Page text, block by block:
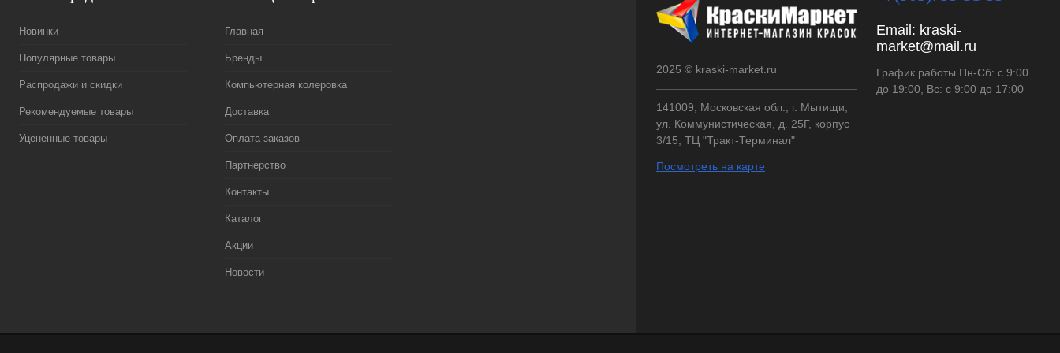
Новинки
Популярные товары
Распродажи и скидки
Рекомендуемые товары
Уцененные товары
Главная
Бренды
Компьютерная колеровка
Доставка
Оплата заказов
Партнерство
Контакты
Каталог
Акции
Новости
2025 © kraski-market.ru
141009, Московская обл., г. Мытищи,
ул. Коммунистическая, д. 25Г, корпус
3/15, ТЦ "Тракт-Терминал"
Посмотреть на карте
Email: kraski-
market@mail.ru
График работы Пн-Сб: с 9:00
до 19:00, Вс: с 9:00 до 17:00